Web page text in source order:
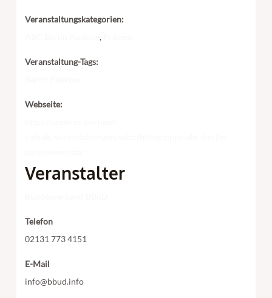
Veranstaltungskategorien:
ABC Berlin Pankow,
Veranstaltung-Tags:
Webseite:
Veranstalter
Telefon
02131 773 4151
E-Mail
info@bbud.info